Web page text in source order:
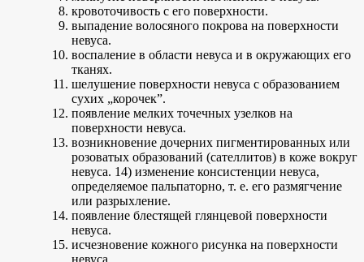
кровоточивость с его поверхности.
выпадение волосяного покрова на поверхности
невуса.
воспаление в области невуса и в окружающих его
тканях.
шелушение поверхности невуса с образованием
сухих „корочек”.
появление мелких точечных узелков на
поверхности невуса.
возникновение дочерних пигментированных или
розоватых образований (сателлитов) в коже вокруг
невуса. 14) изменение консистенции невуса,
определяемое пальпаторно, т. е. его размягчение
или разрыхление.
появление блестящей глянцевой поверхности
невуса.
исчезновение кожного рисунка на поверхности
невуса.